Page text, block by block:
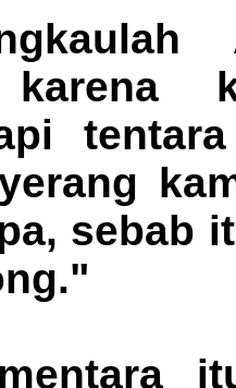
karena
sebab